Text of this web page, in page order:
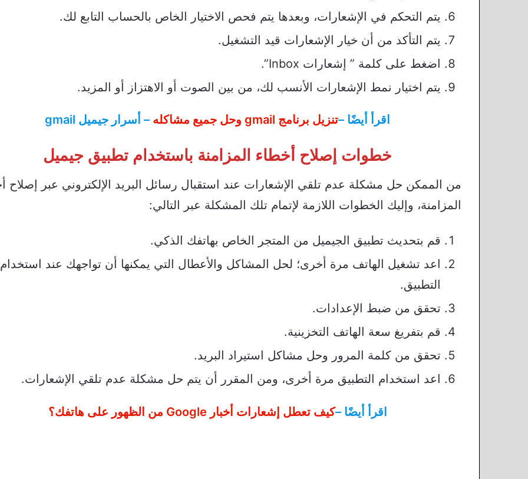
يتم التحكم في الإشعارات، وبعدها يتم فحص الاختيار الخاص بالحساب التابع لك.
يتم التأكد من أن خيار الإشعارات قيد التشغيل.
اضغط على كلمة ” إشعارات Inbox”.
يتم اختيار نمط الإشعارات الأنسب لك، من بين الصوت أو الاهتزاز أو المزيد.
اقرأ أيضًا –تنزيل برنامج gmail وحل جميع مشاكله – أسرار جيميل gmail
خطوات إصلاح أخطاء المزامنة باستخدام تطبيق جيميل
من الممكن حل مشكلة عدم تلقي الإشعارات عند استقبال رسائل البريد الإلكتروني عبر إصلاح
المزامنة، وإليك الخطوات اللازمة لإتمام تلك المشكلة عبر التالي:
قم بتحديث تطبيق الجيميل من المتجر الخاص بهاتفك الذكي.
اعد تشغيل الهاتف مرة أخرى؛ لحل المشاكل والأعطال التي يمكنها أن تواجهك عند استخدام
التطبيق.
تحقق من ضبط الإعدادات.
قم بتفريغ سعة الهاتف التخزينية.
تحقق من كلمة المرور وحل مشاكل استيراد البريد.
اعد استخدام التطبيق مرة أخرى، ومن المقرر أن يتم حل مشكلة عدم تلقي الإشعارات.
اقرأ أيضًا –كيف تعطل إشعارات أخبار Google من الظهور على هاتفك؟